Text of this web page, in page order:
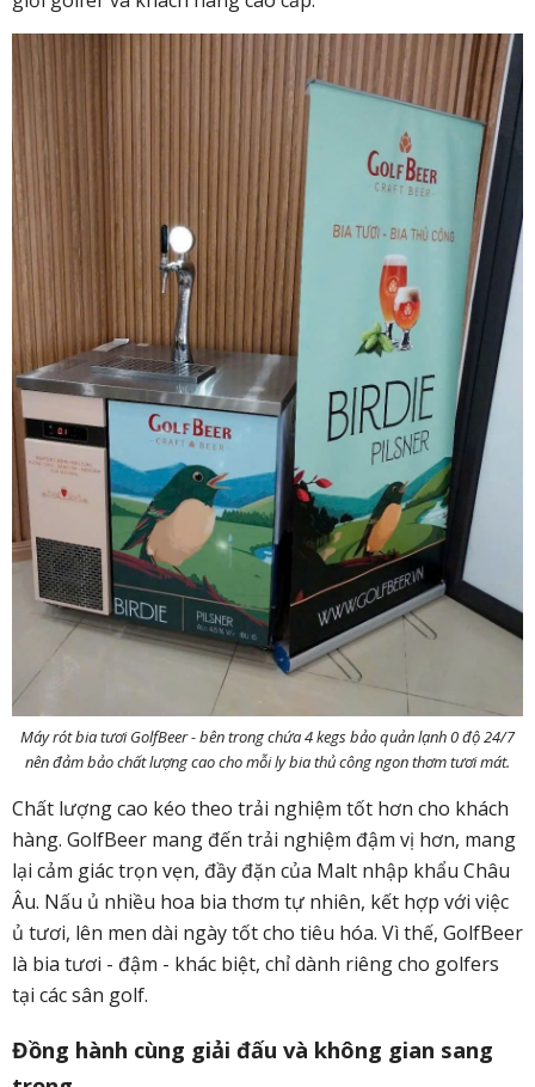
Máy rót bia tươi GolfBeer - bên trong chứa 4 kegs bảo quản lạnh 0 độ 24/7
nên đảm bảo chất lượng cao cho mỗi ly bia thủ công ngon thơm tươi mát.
Chất lượng cao kéo theo trải nghiệm tốt hơn cho khách
hàng. GolfBeer mang đến trải nghiệm đậm vị hơn, mang
lại cảm giác trọn vẹn, đầy đặn của Malt nhập khẩu Châu
Âu. Nấu ủ nhiều hoa bia thơm tự nhiên, kết hợp với việc
ủ tươi, lên men dài ngày tốt cho tiêu hóa. Vì thế, GolfBeer
là bia tươi - đậm - khác biệt, chỉ dành riêng cho golfers
tại các sân golf.
Đồng hành cùng giải đấu và không gian sang